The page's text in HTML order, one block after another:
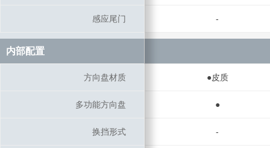
感应尾门 -
内部配置
方向盘材质 ●皮质
多功能方向盘 ●
换挡形式 -
感应尾门
内部配置
方向盘材质
多功能方向盘
换挡形式